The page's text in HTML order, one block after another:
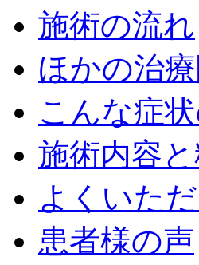
施術の流れ
ほかの治
こんな症
施術内容
よくいた
患者様の声